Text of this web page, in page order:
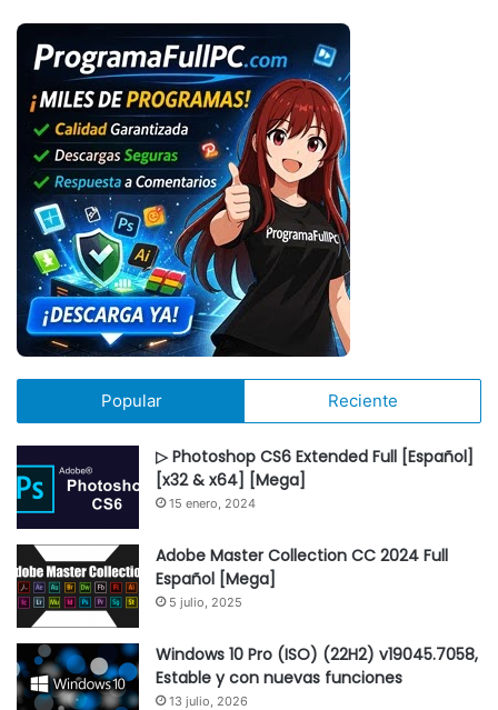
Popular Reciente
▷ Photoshop CS6 Extended Full [Español]
[x32 & x64] [Mega]
15 enero, 2024
Adobe Master Collection CC 2024 Full
Español [Mega]
5 julio, 2025
Windows 10 Pro (ISO) (22H2) v19045.7058,
Estable y con nuevas funciones
13 julio, 2026